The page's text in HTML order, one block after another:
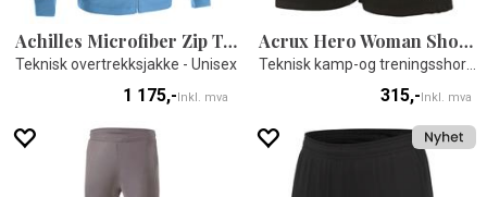
Achilles Microfiber Zip Top
Teknisk overtrekksjakke - Unisex
1 175,-Inkl. mva
Acrux Hero Woman Shorts
315,-Inkl. mva